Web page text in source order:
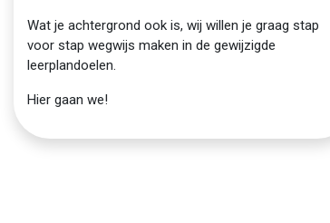
Wat je achtergrond ook is, wij willen je graag stap
voor stap wegwijs maken in de gewijzigde
leerplandoelen.
Hier gaan we!